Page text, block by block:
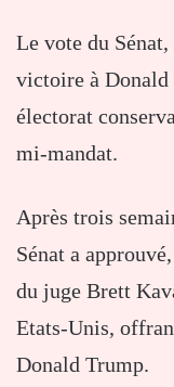
Le vote du
victoire à Donald
électorat
mi-mandat.
Après trois
Sénat a
du juge Brett
Etats-Unis,
Donald Trump.